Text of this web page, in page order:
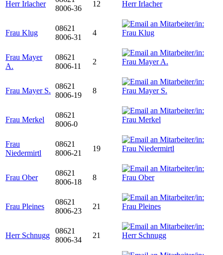
Herr Irlacher
8006-36
12
Frau Klug
08621
8006-31
4
Frau Mayer
A.
08621
8006-11
2
Frau Mayer S.
08621
8006-19
8
Frau Merkel
08621
8006-0
Frau
Niedermirtl
08621
8006-21
19
Frau Ober
08621
8006-18
8
Frau Pleines
08621
8006-23
21
Herr Schnugg
08621
8006-34
21